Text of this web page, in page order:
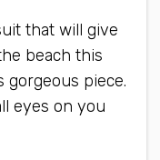
that will give
beach this
piece.
eyes on you